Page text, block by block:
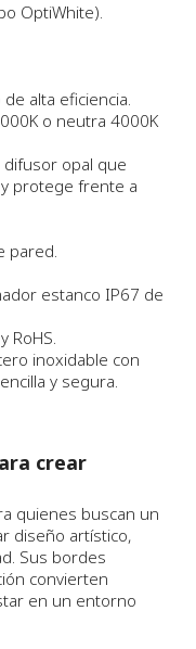
OptiWhite).
de alta eficiencia.
o neutra 4000K
difusor opal que
protege frente a
pared.
estanco IP67 de
RoHS.
inoxidable con
y segura.
crear
quienes buscan un
diseño artístico,
Sus bordes
convierten
en un entorno